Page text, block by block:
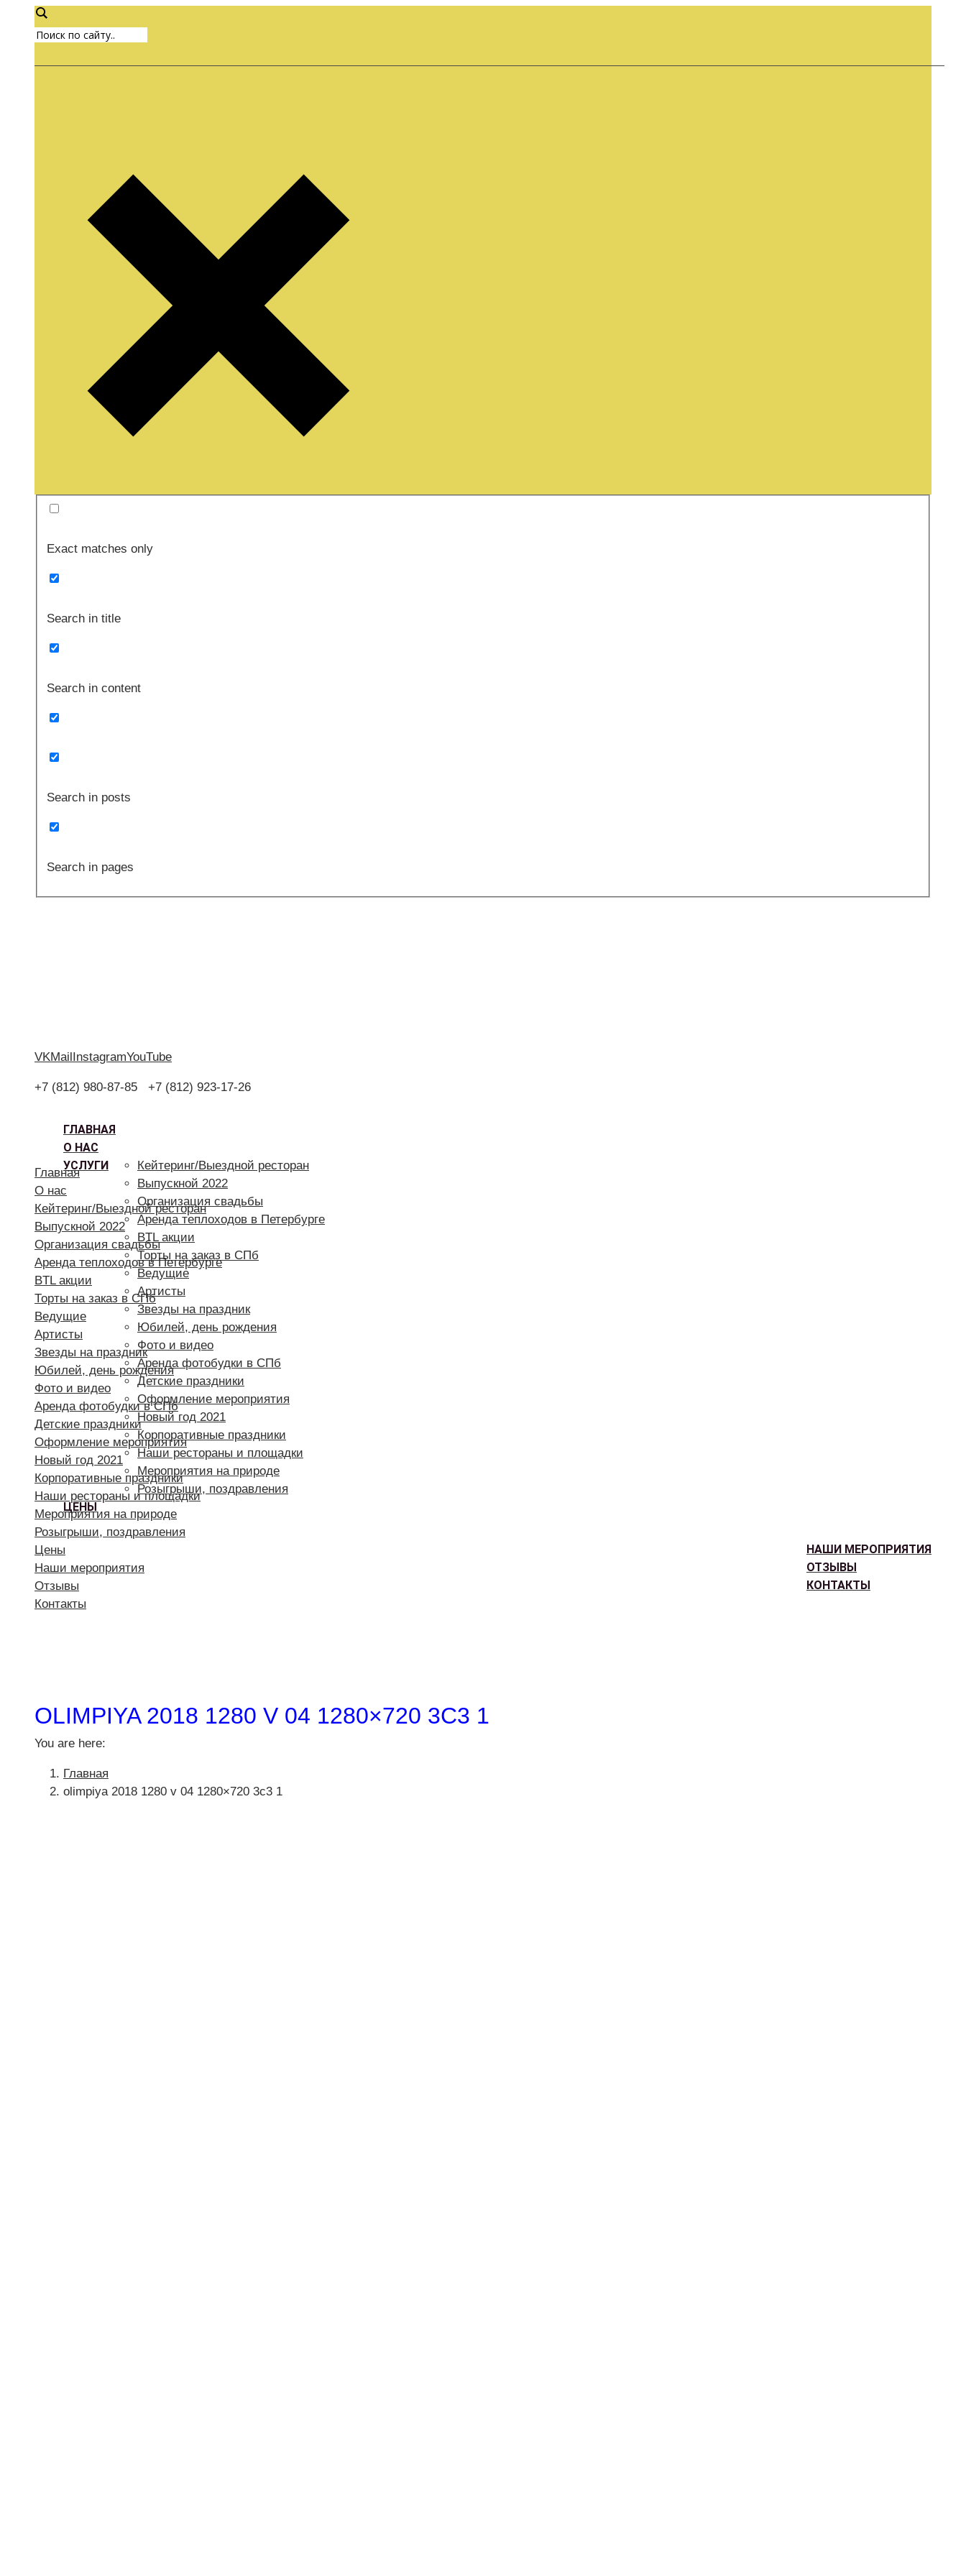
Exact matches only
Search in title
Search in content
Search in posts
Search in pages
VKMailInstagramYouTube
+7 (812) 980-87-85 +7 (812) 923-17-26
ГЛАВНАЯ
О НАС
УСЛУГИ
Кейтеринг/Выездной ресторан
Выпускной 2022
Организация свадьбы
Аренда теплоходов в Петербурге
BTL акции
Торты на заказ в СПб
Ведущие
Артисты
Звезды на праздник
Юбилей, день рождения
Фото и видео
Аренда фотобудки в СПб
Детские праздники
Оформление мероприятия
Новый год 2021
Корпоративные праздники
Наши рестораны и площадки
Мероприятия на природе
Розыгрыши, поздравления
ЦЕНЫ
НАШИ МЕРОПРИЯТИЯ
ОТЗЫВЫ
КОНТАКТЫ
Главная
О нас
Кейтеринг/Выездной ресторан
Выпускной 2022
Организация свадьбы
Аренда теплоходов в Петербурге
BTL акции
Торты на заказ в СПб
Ведущие
Артисты
Звезды на праздник
Юбилей, день рождения
Фото и видео
Аренда фотобудки в СПб
Детские праздники
Оформление мероприятия
Новый год 2021
Корпоративные праздники
Наши рестораны и площадки
Мероприятия на природе
Розыгрыши, поздравления
Цены
Наши мероприятия
Отзывы
Контакты
OLIMPIYA 2018 1280 V 04 1280×720 3C3 1
You are here:
Главная
olimpiya 2018 1280 v 04 1280×720 3c3 1